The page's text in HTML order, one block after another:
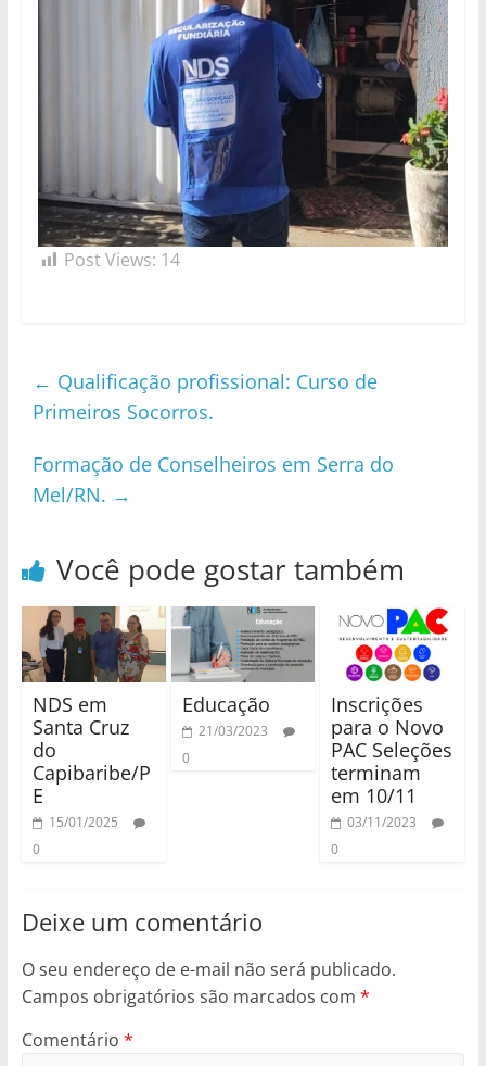
Post Views: 14
← Qualificação profissional: Curso de
Primeiros Socorros.
Formação de Conselheiros em Serra do
Mel/RN. →
Você pode gostar também
NDS em
Santa Cruz
do
Capibaribe/P
E
15/01/2025
0
Educação
21/03/2023
0
Inscrições
para o Novo
PAC Seleções
terminam
em 10/11
03/11/2023
0
Deixe um comentário
O seu endereço de e-mail não será publicado.
Campos obrigatórios são marcados com *
Comentário *